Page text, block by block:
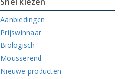
Aanbiedingen
Prijswinnaar
Biologisch
Mousserend
Nieuwe producten